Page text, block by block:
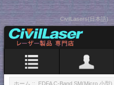
CivilLasers(日本語)
ホーム :: EDFA C-Band SM(Micro 小型)